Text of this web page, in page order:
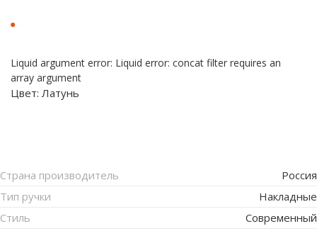
Liquid argument error: Liquid error: concat filter requires an
array argument
Цвет: Латунь
Страна производитель
Россия
Тип ручки
Накладные
Стиль
Современный